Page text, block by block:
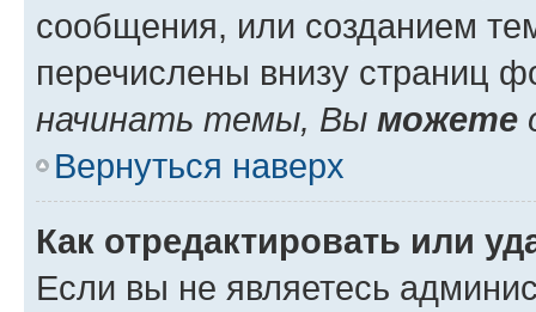
сообщения, или созданием
перечислены внизу страниц
начинать темы, Вы можете
Вернуться наверх
Как отредактировать или
Если вы не являетесь